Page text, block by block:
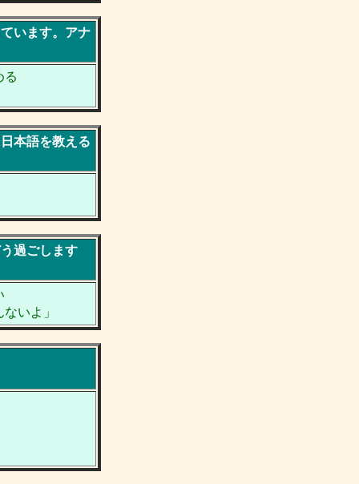
います。アナ
る
本語を教える
過ごします
いよ」